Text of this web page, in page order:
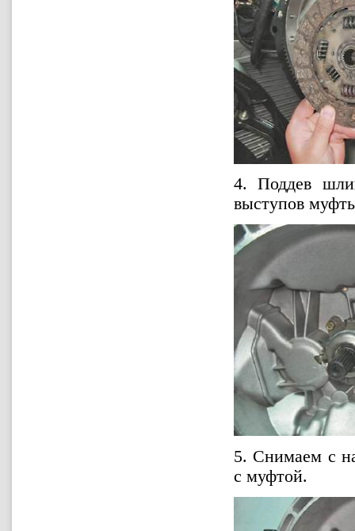
4. Поддев
выступов
5. Снимаем с
с муфтой.